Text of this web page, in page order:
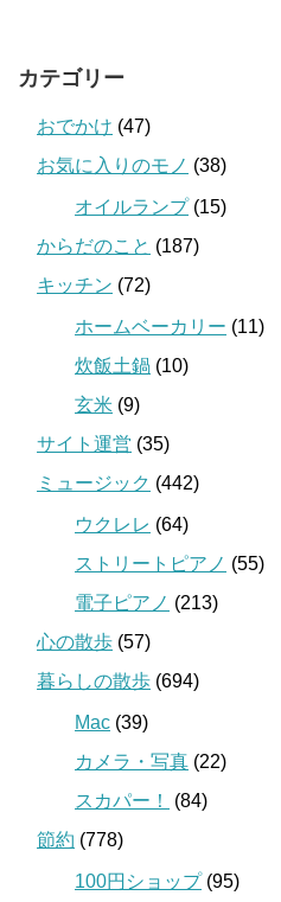
カテゴリー
おでかけ (47)
お気に入りのモノ (38)
オイルランプ(15)
からだのこと (187)
キッチン (72)
ホームベーカリー (11)
炊飯土鍋 (10)
玄米 (9)
サイト運営 (35)
ミュージック (442)
ウクレレ (64)
ストリートピアノ (55)
電子ピアノ (213)
心の散歩 (57)
暮らしの散歩 (694)
Mac (39)
カメラ・写真 (22)
スカパー！
(84)
節約 (778)
100円ショップ(95)